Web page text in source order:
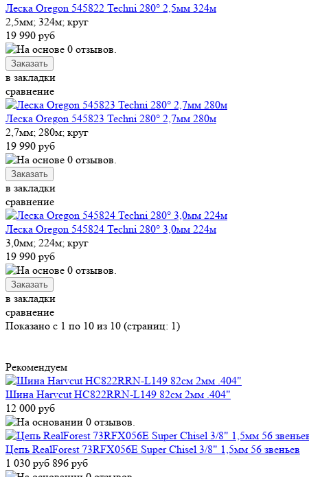
Леска Oregon 545822 Techni 280° 2,5мм 324м
2,5мм; 324м; круг
19 990 руб
в закладки
сравнение
Леска Oregon 545823 Techni 280° 2,7мм 280м
2,7мм; 280м; круг
19 990 руб
в закладки
сравнение
Леска Oregon 545824 Techni 280° 3,0мм 224м
3,0мм; 224м; круг
19 990 руб
в закладки
сравнение
Показано с 1 по 10 из 10 (страниц: 1)
Рекомендуем
Шина Harvcut HC822RRN-L149 82см 2мм .404"
12 000 руб
Цепь RealForest 73RFX056E Super Chisel 3/8" 1,5мм 56 звеньев
1 030 руб 896 руб